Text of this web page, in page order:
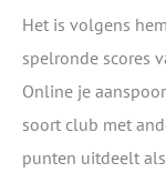
Het is volgens
spelronde scores
Online je
soort club met
punten uitdeelt